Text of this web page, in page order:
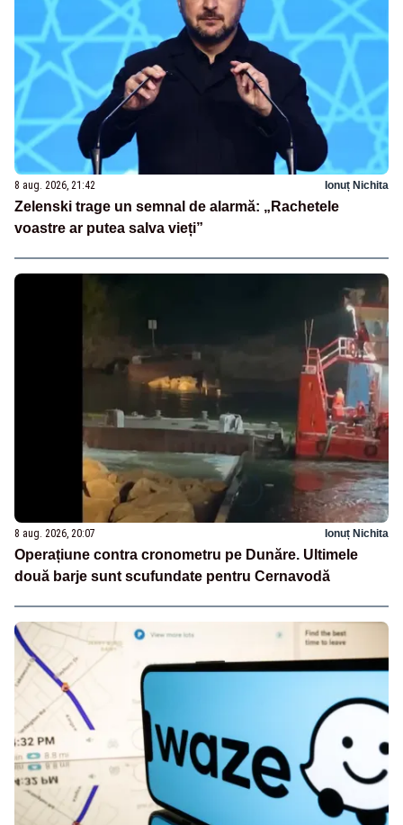
8 aug. 2026, 21:42 Ionuț Nichita
Zelenski trage un semnal de alarmă: „Rachetele
voastre ar putea salva vieți”
8 aug. 2026, 20:07 Ionuț Nichita
Operațiune contra cronometru pe Dunăre. Ultimele
două barje sunt scufundate pentru Cernavodă